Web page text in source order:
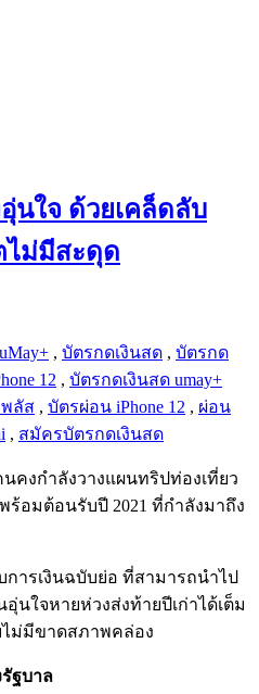
นใจ ด้วยเคล็ดลับ
ไม่มีสะดุด
, บัตรกดเงินสด , บัตรกด
12 , บัตรกดเงินสด umay+
พลัส , บัตรผ่อน iPhone 12 , ผ่อน
, สมัครบัตรกดเงินสด
คงกำลังวางแผนทริปท่องเที่ยว
ร้อมต้อนรับปี 2021 ที่กำลังมาถึง
ารเงินฉบับย่อ ที่สามารถนำไป
นใจหายห่วงส่งท้ายปีเก่าได้เต็ม
ไม่มีขาดสภาพคล่อง
ฐบาล